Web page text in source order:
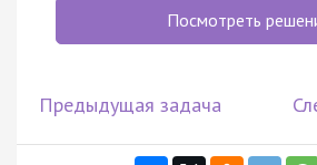
Посмотреть
Предыдущая задача